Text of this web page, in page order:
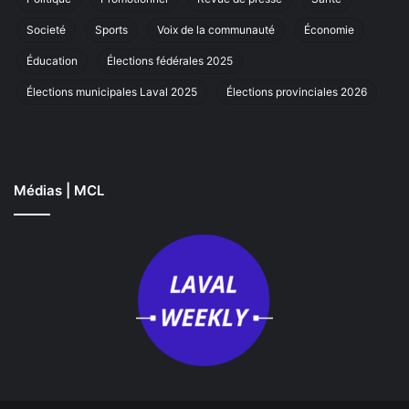
Societé Sports Voix de la communauté Économie
Éducation Élections fédérales 2025
Élections municipales Laval 2025 Élections provinciales 2026
Médias | MCL